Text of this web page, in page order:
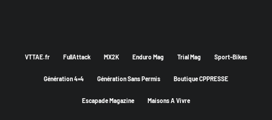
VTTAE.fr FullAttack MX2K Enduro Mag Trial Mag Sport-Bikes
Génération 4×4 Génération Sans Permis Boutique CPPRESSE
Escapade Magazine Maisons A Vivre